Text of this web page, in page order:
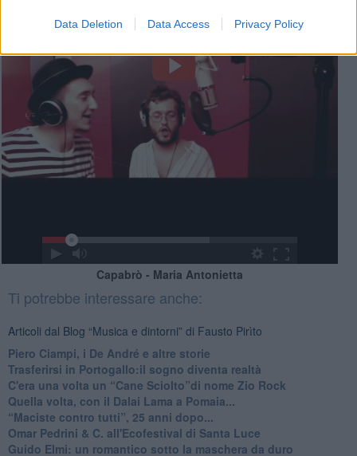
Data Deletion Data Access Privacy Policy
Capabrò - Maria Antonietta
Ti potrebbe interessare anche:
Articoli dal Blog “Musica e dintorni” di Fausto Pirìto
​Piero Ciampi, i De André e altre storie
​Trasferirsi in Portogallo:il sogno diventa realtà
​C'era una volta un “Cane Sciolto”di nome Zio Rock
Quella volta, con il Dalai Lama a Pomaia...
​“Maciste contro tutti”, 25 anni dopo...
​Omar Pedrini & C. all'Ecofestival di Santa Luce
Guido Elmi: un romantico sotto la maschera da duro